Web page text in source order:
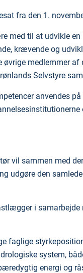
fra den 1.
med til at udvikle
krævende og
øvrige medlemmer
Selvstyre
anvendes
vil sammen med
udgøre den
i
faglige
system,
energi og